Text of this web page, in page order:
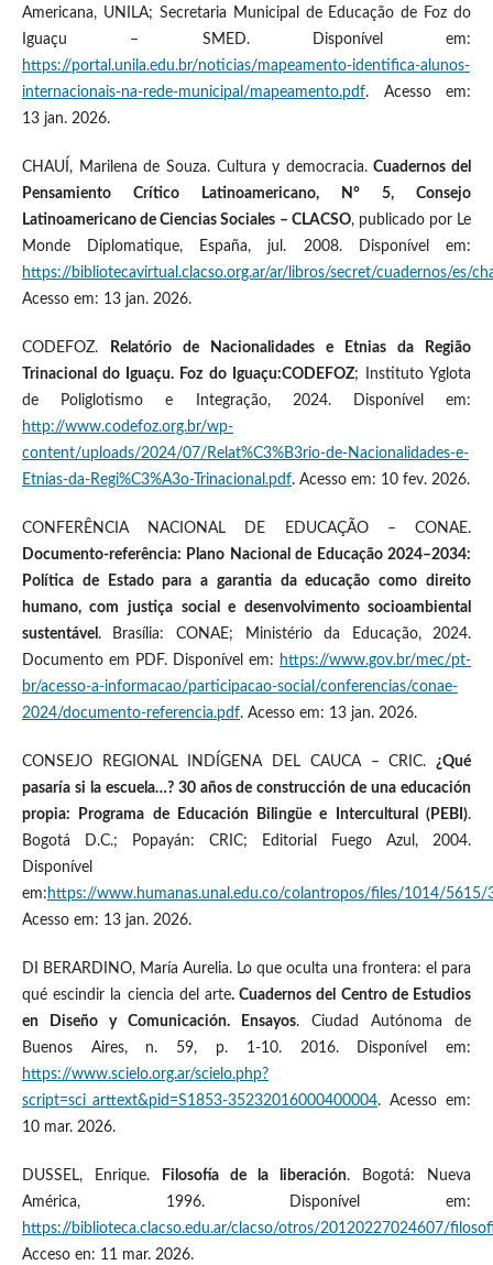
Americana, UNILA; Secretaria Municipal de Educação de Foz do
Iguaçu – SMED. Disponível em:
https://portal.unila.edu.br/noticias/mapeamento-identifica-alunos-
internacionais-na-rede-municipal/mapeamento.pdf. Acesso em:
13 jan. 2026.
CHAUÍ, Marilena de Souza. Cultura y democracia.Cuadernos del
Pensamiento Crítico Latinoamericano, N° 5, Consejo
Latinoamericano de Ciencias Sociales – CLACSO, publicado por Le
Monde Diplomatique, España, jul. 2008. Disponível em:
https://bibliotecavirtual.clacso.org.ar/ar/libros/secret/cuadernos/es/
Acesso em: 13 jan. 2026.
CODEFOZ.
Relatório de Nacionalidades e Etnias da Região
Trinacional do Iguaçu. Foz do Iguaçu:CODEFOZ; Instituto Yglota
de Poliglotismo e Integração, 2024. Disponível em:
http://www.codefoz.org.br/wp-
content/uploads/2024/07/Relat%C3%B3rio-de-Nacionalidades-e-
Etnias-da-Regi%C3%A3o-Trinacional.pdf. Acesso em: 10 fev. 2026.
CONFERÊNCIA NACIONAL DE EDUCAÇÃO – CONAE.
Documento-referência: Plano Nacional de Educação 2024–2034:
Política de Estado para a garantia da educação como direito
humano, com justiça social e desenvolvimento socioambiental
sustentável . Brasília: CONAE; Ministério da Educação, 2024.
Documento em PDF. Disponível em: https://www.gov.br/mec/pt-
br/acesso-a-informacao/participacao-social/conferencias/conae-
2024/documento-referencia.pdf. Acesso em: 13 jan. 2026.
CONSEJO REGIONAL INDÍGENA DEL CAUCA – CRIC.¿Qué
pasaría si la escuela…? 30 años de construcción de una educación
propia: Programa de Educación Bilingüe e Intercultural (PEBI).
Bogotá D.C.; Popayán: CRIC; Editorial Fuego Azul, 2004.
Disponível
em: https://www.humanas.unal.edu.co/colantropos/files/1014/5615/
Acesso em: 13 jan. 2026.
DI BERARDINO, María Aurelia. Lo que oculta una frontera: el para
qué escindir la ciencia del arte. Cuadernos del Centro de Estudios
en Diseño y Comunicación. Ensayos. Ciudad Autónoma de
Buenos Aires, n. 59, p. 1-10. 2016. Disponível em:
https://www.scielo.org.ar/scielo.php?
script=sci_arttext&pid=S1853-35232016000400004. Acesso em:
10 mar. 2026.
DUSSEL, Enrique. Filosofía de la liberación. Bogotá: Nueva
América, 1996. Disponível em:
https://biblioteca.clacso.edu.ar/clacso/otros/20120227024607/
Acceso en: 11 mar. 2026.